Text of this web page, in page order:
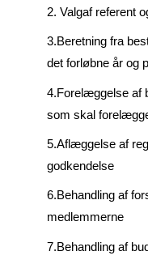
2. Valgaf referent
3.Beretning fra
det forløbne år og
4.Forelæggelse af
som skal
5.Aflæggelse af
godkendelse
6.Behandling af
medlemmerne
7.Behandling af